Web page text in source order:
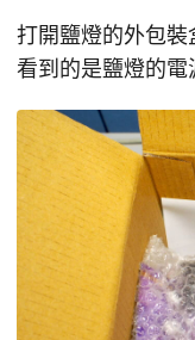
打開鹽燈的外包
看到的是鹽燈的電